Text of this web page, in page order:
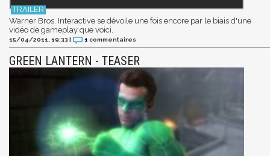
Warner Bros. Interactive se dévoile une fois encore par le biais d'une
vidéo de gameplay que voici.
15/04/2011, 19:33 1 commentaires
GREEN LANTERN - TEASER